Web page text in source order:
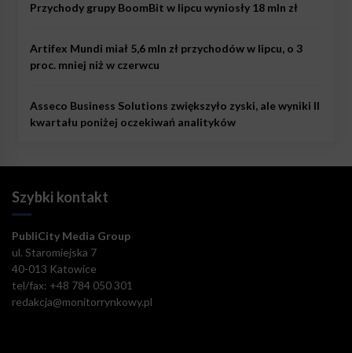
Przychody grupy BoomBit w lipcu wyniosły 18 mln zł
Artifex Mundi miał 5,6 mln zł przychodów w lipcu, o 3
proc. mniej niż w czerwcu
Asseco Business Solutions zwiększyło zyski, ale wyniki II
kwartału poniżej oczekiwań analityków
Szybki kontakt
PubliCity Media Group
ul. Staromiejska 7
40-013 Katowice
tel/fax: +48 784 050 301
redakcja@monitorrynkowy.pl